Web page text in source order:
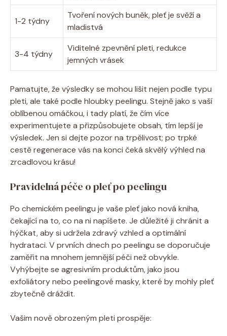
1-2 týdny
Tvoření nových buněk, pleť je svěží a
mladistvá
3-4 týdny
Viditelné zpevnění pleti, redukce
jemných vrásek
Pamatujte, že výsledky se mohou lišit nejen podle typu
pleti, ale také podle hloubky peelingu. Stejně jako s vaší
oblíbenou omáčkou, i tady platí, že čím více
experimentujete a přizpůsobujete obsah, tím lepší je
výsledek. Jen si dejte pozor na trpělivost; po trpké
cestě regenerace vás na konci čeká skvělý výhled na
zrcadlovou krásu!
Pravidelná péče o pleť po peelingu
Po chemickém peelingu je vaše pleť jako nová kniha,
čekající na to, co na ni napíšete. Je důležité ji chránit a
hýčkat, aby si udržela zdravý vzhled a optimální
hydrataci. V prvních dnech po peelingu se doporučuje
zaměřit na mnohem jemnější péči než obvykle.
Vyhýbejte se agresivním produktům, jako jsou
exfoliátory nebo peelingové masky, které by mohly pleť
zbytečně dráždit.
Vašim nově obrozeným pleti prospěje: